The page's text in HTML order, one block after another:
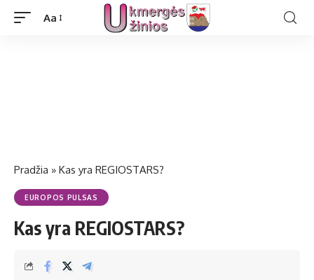
Aa
Pradžia » Kas yra REGIOSTARS?
EUROPOS PULSAS
Kas yra REGIOSTARS?